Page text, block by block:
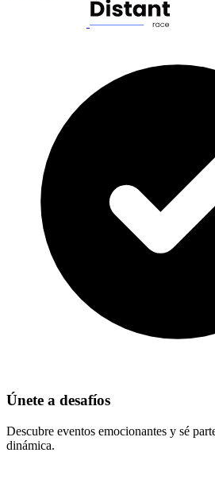
Únete a desafíos
Descubre eventos emocionantes y sé
dinámica.